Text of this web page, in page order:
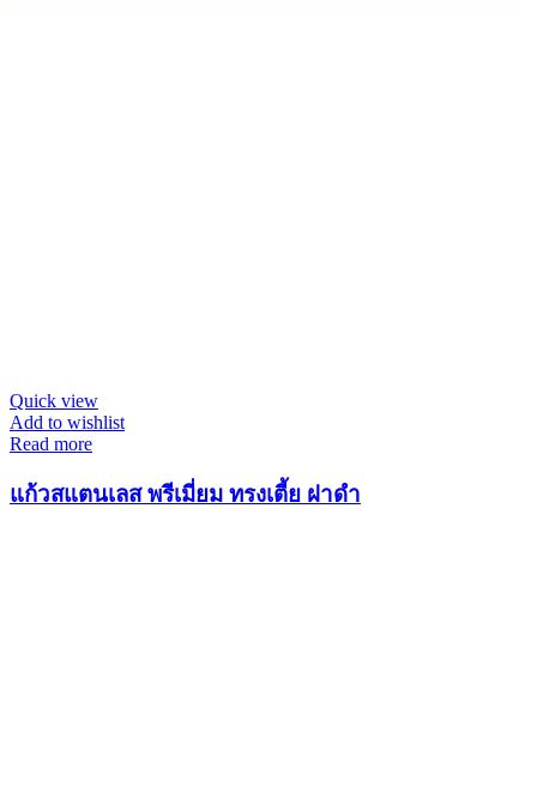
Quick view
Add to wishlist
Read more
แก้วสแตนเลส พรีเมี่ยม ทรงเตี้ย ฝาดำ